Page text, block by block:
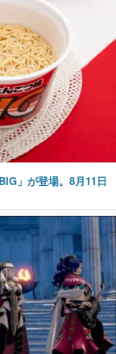
」が登場。8月11日